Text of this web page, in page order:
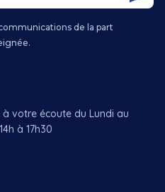
de la part
votre écoute du Lundi au
à 17h30